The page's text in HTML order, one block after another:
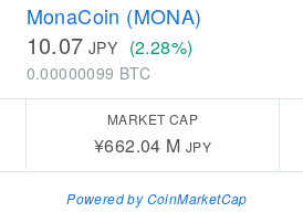
MonaCoin (MONA)
10.07 JPY (2.28%)
0.00000099 BTC
MARKET CAP
¥662.04 M JPY
Powered by CoinMarketCap